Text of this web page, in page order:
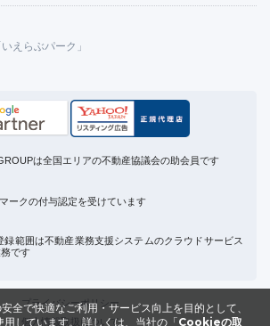
えらぶパーク」
は全国エリアの不動産協議会の助会員です
ークの付与認定を受けています
録範囲は不動産業務支援システムのクラウドサービス
です
プライバシーポリシー
個人情報取扱について
全で快適なご利用・サービス向上を目的として、
用しています。 詳しくは、当社の「 Cookieの取